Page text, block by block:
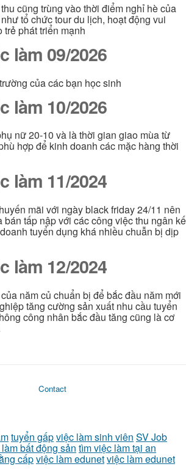
cũng trùng vào thời điểm nghỉ hè của
tổ chức tour du lịch, hoạt động vui
phát triển mạnh
làm 09/2026
của các bạn học sinh
làm 10/2026
nữ 20-10 và là thời gian giao mùa từ
hợp để kinh doanh các mặc hàng thời
làm 11/2024
mãi với ngày black friday 24/11 nên
bán tấp nập với các công việc thu ngân kế
tuyển dụng khá nhiều chuẫn bị dịp
làm 12/2024
năm củ chuẩn bị để bắc đầu năm mới
tăng cường sản xuất nhu cầu tuyển
công nhân bắc đầu tăng cũng là cơ
Contact
tuyển gấpviệc làm sinh viên SV Job
bất động sản tìm việc làm tại an
cấpviệc làm edunetviệc làm edunet